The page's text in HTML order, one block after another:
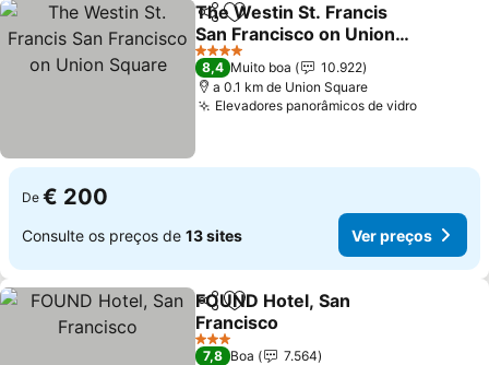
PartilharAdicionar aos favoritos
The Westin St. Francis
San Francisco on Union
Square
Ver preços
4 Estrelas
8,4 Muito boa
10.922
a 0.1 km de Union Square
Elevadores panorâmicos de vidroVer
De € 200
Consulte os preços de 13 sites Ver preços
PartilharAdicionar aos favoritos
FOUND Hotel, San
Francisco
Ver preços
3 Estrelas
7,8 Boa
7.564